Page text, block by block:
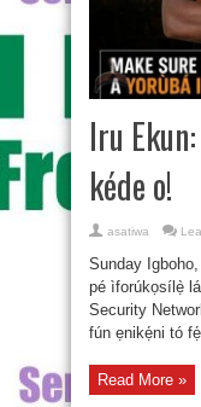
Iru
kéde o!
asatiwa
Sunday
pé ìforúkọsílẹ̀
Security
fún ẹnikẹ́ni tó
Read More »